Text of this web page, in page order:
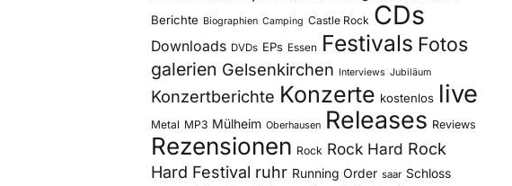
Berichte Biographien Camping Castle Rock CDs
Downloads DVDs EPs Essen Festivals Fotos
galerien Gelsenkirchen Interviews Jubiläum
Konzertberichte Konzerte kostenlos live
Metal MP3 Mülheim Oberhausen Releases Reviews
Rezensionen Rock Rock Hard Rock
Hard Festival ruhr Running Order saar Schloss